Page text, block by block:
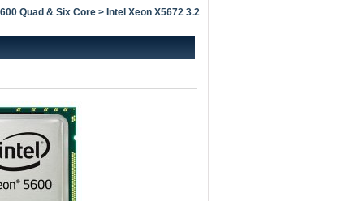
Quad & Six Core > Intel Xeon X5672 3.2